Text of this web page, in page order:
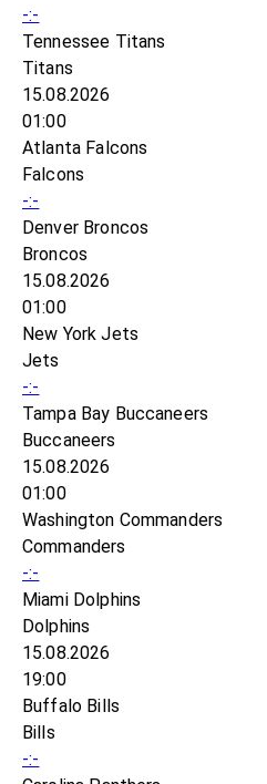
-:-
Tennessee Titans
Titans
15.08.2026
01:00
Atlanta Falcons
Falcons
-:-
Denver Broncos
Broncos
15.08.2026
01:00
New York Jets
Jets
-:-
Tampa Bay Buccaneers
Buccaneers
15.08.2026
01:00
Washington Commanders
Commanders
-:-
Miami Dolphins
Dolphins
15.08.2026
19:00
Buffalo Bills
Bills
-:-